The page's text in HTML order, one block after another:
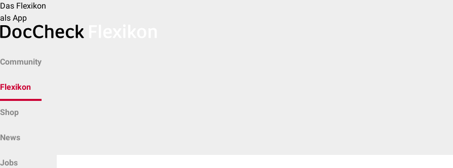
Das Flexikon
als App
Community
Flexikon
Shop
News
Jobs